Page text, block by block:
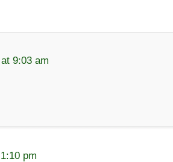
9:03 am
pm